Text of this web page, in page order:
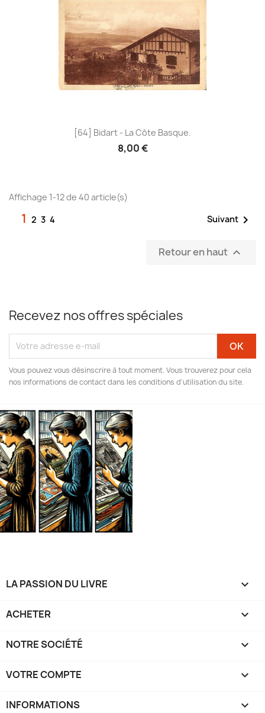
[64] Bidart - La Côte Basque.
8,00 €
Affichage 1-12 de 40 article(s)
1 2 3 4 Suivant 
Retour en haut 
Recevez nos offres spéciales
Vous pouvez vous désinscrire à tout moment. Vous trouverez pour cela
nos informations de contact dans les conditions d'utilisation du site.
LA PASSION DU LIVRE 
ACHETER 
NOTRE SOCIÉTÉ 
VOTRE COMPTE 
INFORMATIONS keyboard_arrow_down